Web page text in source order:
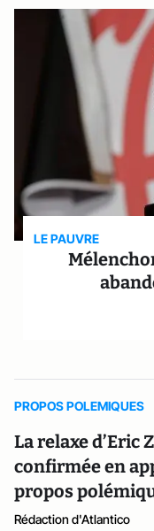
LE PAUVRE
PROPOS POLEMIQUES
La relaxe d’Eric
confirmée en
propos
Rédaction d'Atlantico